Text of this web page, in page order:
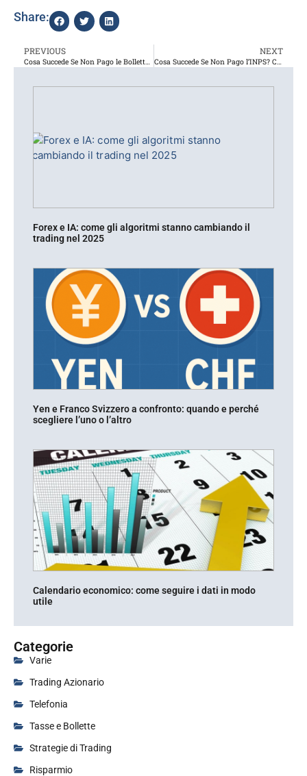
Share:
PREVIOUS NEXT
Forex e IA: come gli algoritmi stanno cambiando il
trading nel 2025
Yen e Franco Svizzero a confronto: quando e perché
scegliere l’uno o l’altro
Calendario economico: come seguire i dati in modo
utile
Categorie
Varie
Trading Azionario
Telefonia
Tasse e Bollette
Strategie di Trading
Risparmio